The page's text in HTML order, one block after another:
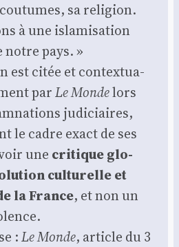
sa reli­gion.
à une isla­mi­sa­tion
notre pays. »
est citée et contex­tua­
parLe Mondelors
judi­ciaires,
le cadre exact de ses
une cri­tique glo­
cultu­relle et
la France, et non un
:Le Monde, article du 3